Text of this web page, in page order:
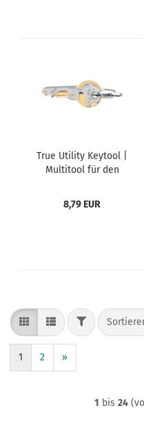
True Utility Keytool |
Multitool für den
8,79 EUR
FILTER
1 2 »
1 bis 24